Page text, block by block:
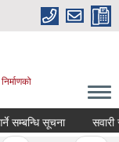
सम्बन्धि सूचना